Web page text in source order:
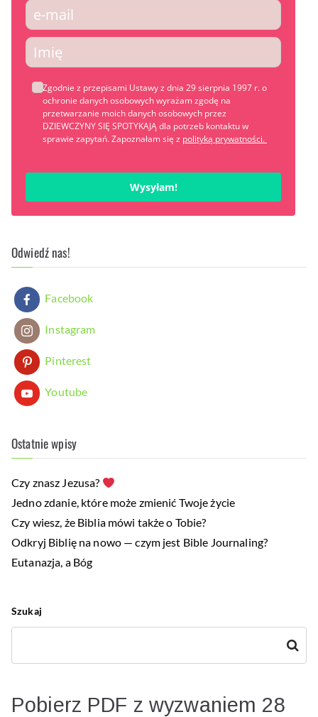
Zgodnie z przepisami Ustawy z dnia 29 sierpnia 1997 r. o
ochronie danych osobowych wyrażam zgodę na
przetwarzanie moich danych osobowych przez
DZIEWCZYNY SIĘ SPOTYKAJĄ dla potrzeb kontaktu w
sprawie zapytań. Zapoznałam się z polityką prywatności.
Wysyłam!
Odwiedź nas!
Facebook
Instagram
Pinterest
Youtube
Ostatnie wpisy
Czy znasz Jezusa?
Jedno zdanie, które może zmienić Twoje życie
Czy wiesz, że Biblia mówi także o Tobie?
Odkryj Biblię na nowo — czym jest Bible Journaling?
Eutanazja, a Bóg
Szukaj
Szukaj
Pobierz PDF z wyzwaniem 28